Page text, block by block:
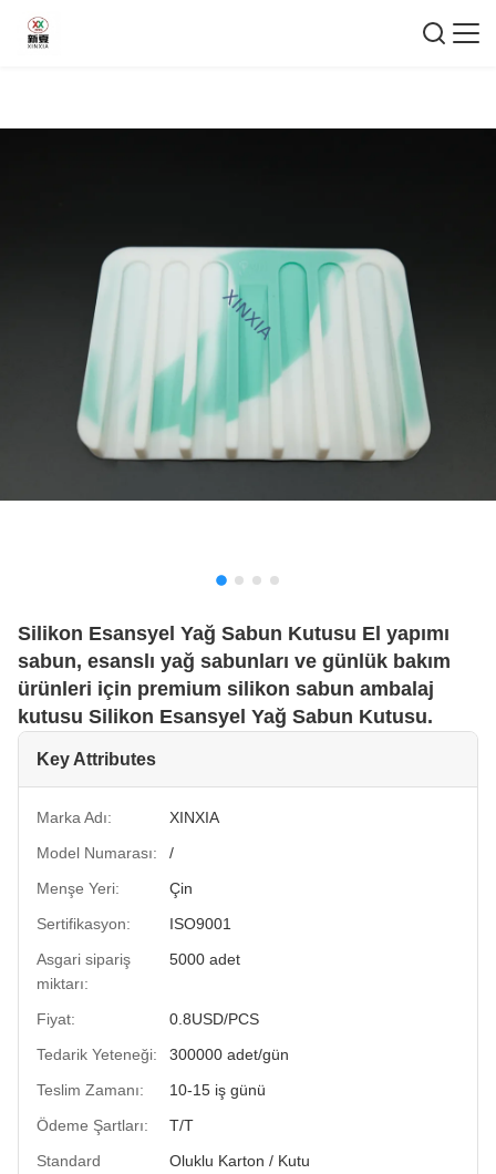
Silikon Esansyel Yağ Sabun Kutusu El yapımı
sabun, esanslı yağ sabunları ve günlük bakım
ürünleri için premium silikon sabun ambalaj
kutusu Silikon Esansyel Yağ Sabun Kutusu.
Key Attributes
Marka Adı:
XINXIA
Model Numarası:
/
Menşe Yeri:
Çin
Sertifikasyon:
ISO9001
Asgari sipariş
miktarı:
5000 adet
Fiyat:
0.8USD/PCS
Tedarik Yeteneği:
300000 adet/gün
Teslim Zamanı:
10-15 iş günü
Ödeme Şartları:
T/T
Standard
Oluklu Karton / Kutu